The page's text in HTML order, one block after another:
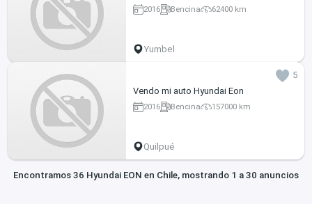
2016 Bencina 62400 km
Yumbel
5
Vendo mi auto Hyundai Eon
2016 Bencina 157000 km
Quilpué
Encontramos 36 Hyundai EON en Chile, mostrando 1 a 30 anuncios